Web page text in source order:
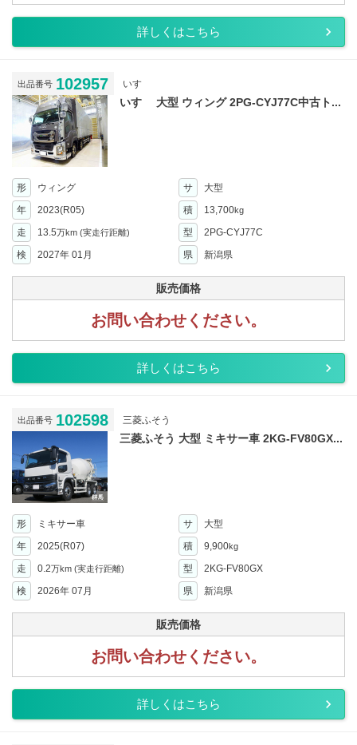
詳しくはこちら
出品番号 102957 いすゞ
いすゞ 大型 ウィング 2PG-CYJ77C中古ト...
形 ウィング サ
大型
年
2023(R05) 積 13,700kg
走 13.5万km (実走行距離) 型
2PG-CYJ77C
検
2027年 01月 県 新潟県
販売価格
お問い合わせください。
詳しくはこちら
出品番号 102598 三菱ふそう
三菱ふそう 大型 ミキサー車 2KG-FV80GX...
形 ミキサー車 サ
大型
年
2025(R07) 積 9,900kg
走 0.2万km (実走行距離) 型
2KG-FV80GX
検
2026年 07月 県 新潟県
販売価格
お問い合わせください。
詳しくはこちら